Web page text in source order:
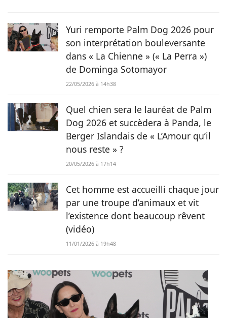
Yuri remporte Palm Dog 2026 pour
son interprétation bouleversante
dans « La Chienne » (« La Perra »)
de Dominga Sotomayor
22/05/2026 à 14h38
Quel chien sera le lauréat de Palm
Dog 2026 et succèdera à Panda, le
Berger Islandais de « L’Amour qu’il
nous reste » ?
20/05/2026 à 17h14
Cet homme est accueilli chaque jour
par une troupe d’animaux et vit
l’existence dont beaucoup rêvent
(vidéo)
11/01/2026 à 19h48